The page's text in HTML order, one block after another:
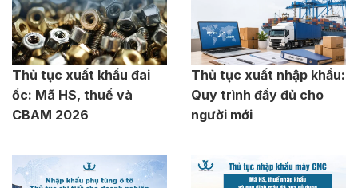
Thủ tục xuất khẩu đai
ốc: Mã HS, thuế và
CBAM 2026
Thủ tục xuất nhập khẩu:
Quy trình đầy đủ cho
người mới